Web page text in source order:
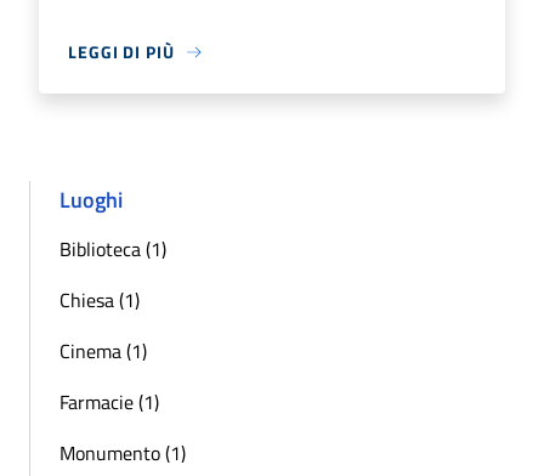
LEGGI DI PIÙ
Luoghi
Biblioteca (1)
Chiesa (1)
Cinema (1)
Farmacie (1)
Monumento (1)